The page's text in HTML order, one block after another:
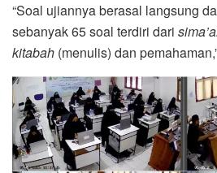
“Soal ujiannya berasal langsung
sebanyak 65 soal terdiri dari
kitabah (menulis) dan